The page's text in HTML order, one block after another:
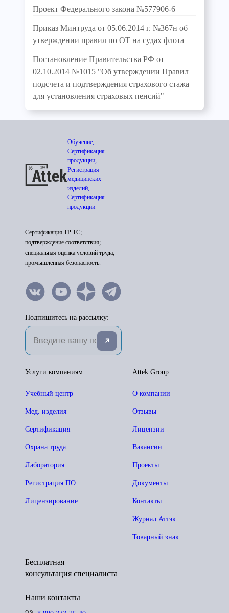
Проект Федерального закона №577906-6
Приказ Минтруда от 05.06.2014 г. №367н об
утверждении правил по ОТ на судах флота
Постановление Правительства РФ от
02.10.2014 №1015 "Об утверждении Правил
подсчета и подтверждения страхового стажа
для установления страховых пенсий"
Обучение,
Сертификация
продукции,
Регистрация
медицинских
изделий,
Сертификация
продукции
Сертификация ТР ТС;
подтверждение соответствия;
специальная оценка условий труда;
промышленная безопасность.
Подпишитесь на рассылку:
Attek Group
О компании
Отзывы
Лицензии
Вакансии
Проекты
Документы
Контакты
Журнал Аттэк
Товарный знак
Услуги компаниям
Учебный центр
Мед. изделия
Сертификация
Охрана труда
Лаборатория
Регистрация ПО
Лицензирование
Бесплатная
консультация специалиста
Наши контакты